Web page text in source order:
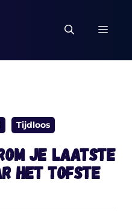
Tijdloos
je laatste
het tofste